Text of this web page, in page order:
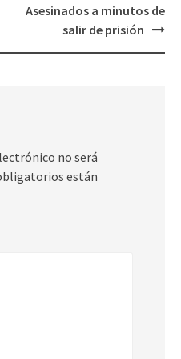
Asesinados a minutos de
salir de prisión
no será
están